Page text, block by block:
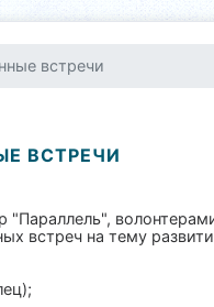
встречи
ВСТРЕЧИ
встреч на тему